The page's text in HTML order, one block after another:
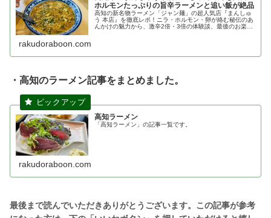
ホルモンたっぷりの旨辛ラーメンと追い飯が絶品
高知の新名物ラーメン「ジャン麺」の超人気店『まんしゅ
う 本店』を徹底レポ！ニラ・ホルモン・卵が絡む秘伝のあ
んかけの魅力から、激辛2倍・3倍の体験談、最後のお楽し
rakudoraboon.com
・高知のラーメン記事をまとめました。
高知ラーメン
「高知ラーメン」の記事一覧です。
rakudoraboon.com